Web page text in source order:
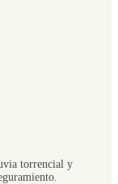
torrencial y